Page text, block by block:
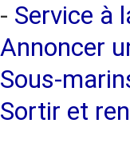
- Service à
Annoncer
Sous-
Sortir et